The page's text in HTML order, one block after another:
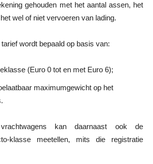
gehouden met het aantal assen, het
wel of niet vervoeren van lading.
wordt bepaald op basis van:
(Euro 0 tot en met Euro 6);
maximumgewicht op het
kan daarnaast ook de
klasse meetellen, mits die registratie